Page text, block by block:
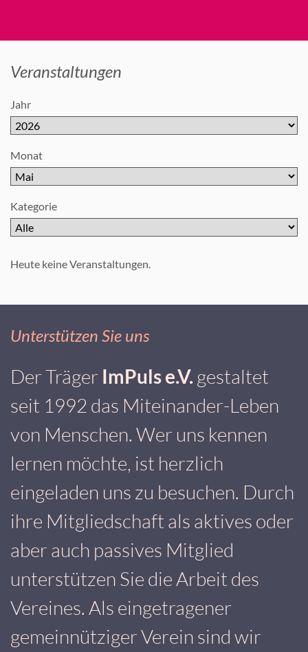
Veranstaltungen
Jahr
Monat
Kategorie
Heute keine Veranstaltungen.
Unterstützen Sie uns
Der Träger ImPuls e.V. gestaltet
seit 1992 das Miteinander-Leben
von Menschen. Wer uns kennen
lernen möchte, ist herzlich
eingeladen uns zu besuchen. Durch
ihre Mitgliedschaft als aktives oder
aber auch passives Mitglied
unterstützen Sie die Arbeit des
Vereines. Als eingetragener
gemeinnütziger Verein sind wir